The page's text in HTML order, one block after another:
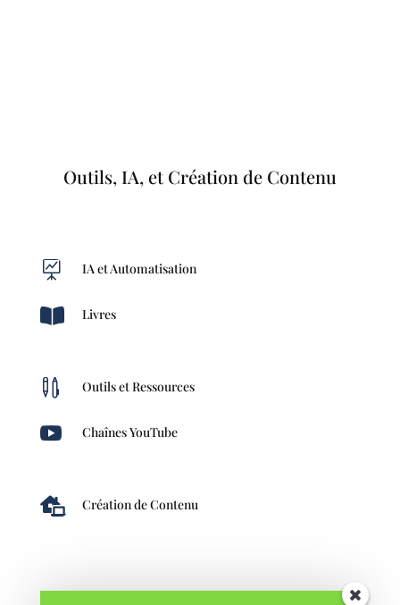
Outils, IA, et Création de Contenu
 IA et Automatisation
 Livres
 Outils et Ressources
 Chaînes YouTube
 Création de Contenu